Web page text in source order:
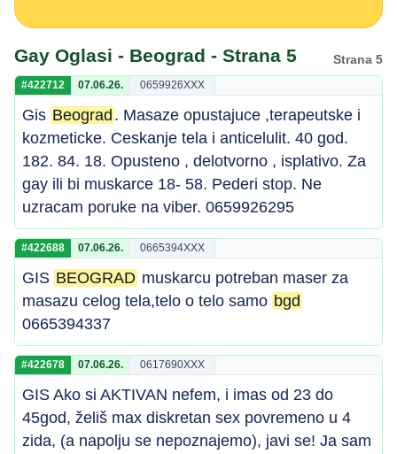
Gay Oglasi - Beograd - Strana 5 Strana 5
#422712 07.06.26. 0659926XXX
Gis Beograd . Masaze opustajuce ,terapeutske i
kozmeticke. Ceskanje tela i anticelulit. 40 god.
182. 84. 18. Opusteno , delotvorno , isplativo. Za
gay ili bi muskarce 18- 58. Pederi stop. Ne
uzracam poruke na viber. 0659926295
#422688 07.06.26. 0665394XXX
GIS BEOGRAD muskarcu potreban maser za
masazu celog tela,telo o telo samo bgd
0665394337
#422678 07.06.26. 0617690XXX
GIS Ako si AKTIVAN nefem, i imas od 23 do
45god, želiš max diskretan sex povremeno u 4
zida, (a napolju se nepoznajemo), javi se! Ja sam